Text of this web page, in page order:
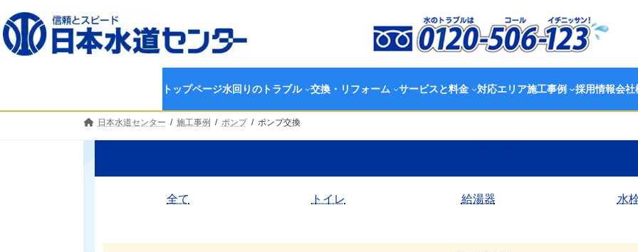
ン
テ
ン
キ
ビ
ゲ
ー
に
トップページ水回りのトラブル 交換・リフォーム サービスと料金 対応エリア施工事例 採用情報会社
日本水道センター 施工事例 ポンプ ポンプ交換
全て トイレ 給湯器 水